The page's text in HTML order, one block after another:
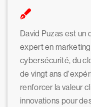
David Puzas est un
expert en
cybersécurité, du
de vingt ans
renforcer la valeur
innovations pour